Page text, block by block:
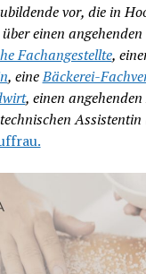
vor, die in
einen angehenden
Fachangestellte,
, eineBäckerei-
, einen
Assistentin